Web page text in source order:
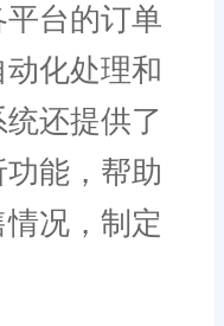
台的订单
化处理和
还提供了
能，帮助
况，制定